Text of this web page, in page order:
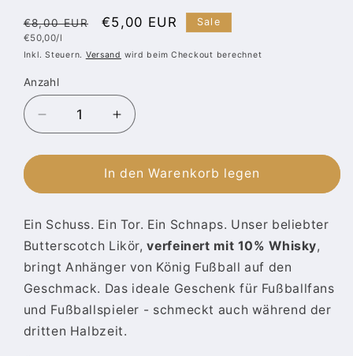
Normaler
Preis
€8,00 EUR Verkaufspreis
€5,00 EUR
Grundpreis
€50,00/l
Sale
Inkl. Steuern. Versand wird beim Checkout berechnet
Anzahl
Anzahl
Verringere
die
Menge
König
Likör
|
Fußball
Etikett
|
Butterscotch
Likör
Erhöhe
die
Menge
für
König
Likör
|
Fußball
Etikett
|
Butterscotch
Likör
In den Warenkorb legen
Ein Schuss. Ein Tor. Ein Schnaps. Unser beliebter
Butterscotch Likör,verfeinert mit 10% Whisky,
bringt Anhänger von König Fußball auf den
Geschmack. Das ideale Geschenk für Fußballfans
und Fußballspieler - schmeckt auch während der
dritten Halbzeit.